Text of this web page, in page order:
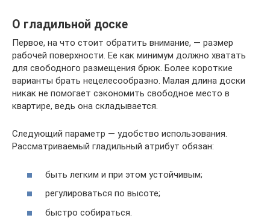
О гладильной доске
Первое, на что стоит обратить внимание, — размер
рабочей поверхности. Ее как минимум должно хватать
для свободного размещения брюк. Более короткие
варианты брать нецелесообразно. Малая длина доски
никак не помогает сэкономить свободное место в
квартире, ведь она складывается.
Следующий параметр — удобство использования.
Рассматриваемый гладильный атрибут обязан:
быть легким и при этом устойчивым;
регулироваться по высоте;
быстро собираться.